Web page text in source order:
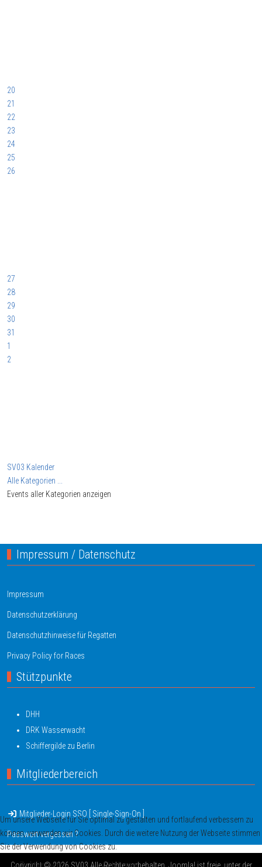
20
21
22
23
24
25
26
27
28
29
30
31
1
2
SV03 Kalender
Alle Kategorien ...
Events aller Kategorien anzeigen
Impressum / Datenschutz
Impressum
Datenschutzerklärung
Datenschutzhinweise für Regatten
Privacy Policy for Races
Stützpunkte
DHH
DRK Wasserwacht
Schiffergilde zu Berlin
Mitgliederbereich
Mitglieder-Login SSO [ Single-Sign-On ]
Passwort vergessen ?
Copyright © 2026 SV03 Alle Rechte vorbehalten. Joomla! ist freie, unter der
Um unsere Webseite für Sie optimal zu gestalten und fortlaufend verbessern zu
können, verwenden wir Cookies. Durch die weitere Nutzung der Webseite stimmen
Sie der Verwendung von Cookies zu.